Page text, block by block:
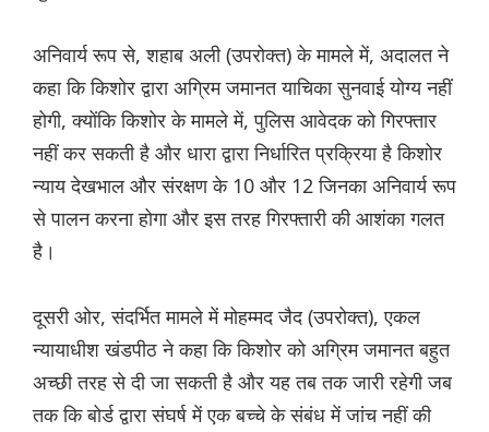
अनिवार्य रूप से, शहाब अली (उपरोक्त) के मामले में, अदालत ने
कहा कि किशोर द्वारा अग्रिम जमानत याचिका सुनवाई योग्य नहीं
होगी, क्योंकि किशोर के मामले में, पुलिस आवेदक को गिरफ्तार
नहीं कर सकती है और धारा द्वारा निर्धारित प्रक्रिया है किशोर
न्याय देखभाल और संरक्षण के 10 और 12 जिनका अनिवार्य रूप
से पालन करना होगा और इस तरह गिरफ्तारी की आशंका गलत
है।
दूसरी ओर, संदर्भित मामले में मोहम्मद जैद (उपरोक्त), एकल
न्यायाधीश खंडपीठ ने कहा कि किशोर को अग्रिम जमानत बहुत
अच्छी तरह से दी जा सकती है और यह तब तक जारी रहेगी जब
तक कि बोर्ड द्वारा संघर्ष में एक बच्चे के संबंध में जांच नहीं की